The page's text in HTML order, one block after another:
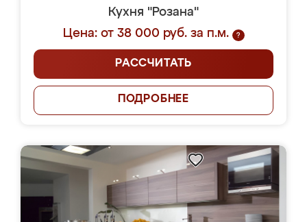
Кухня "Розана"
Цена: от 38 000 руб. за п.м.
?
РАССЧИТАТЬ
ПОДРОБНЕЕ